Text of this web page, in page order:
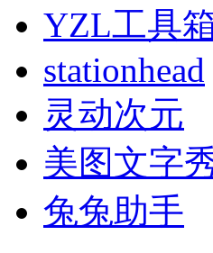
YZL工具
stationhead
灵动次元
美图文字
兔兔助手